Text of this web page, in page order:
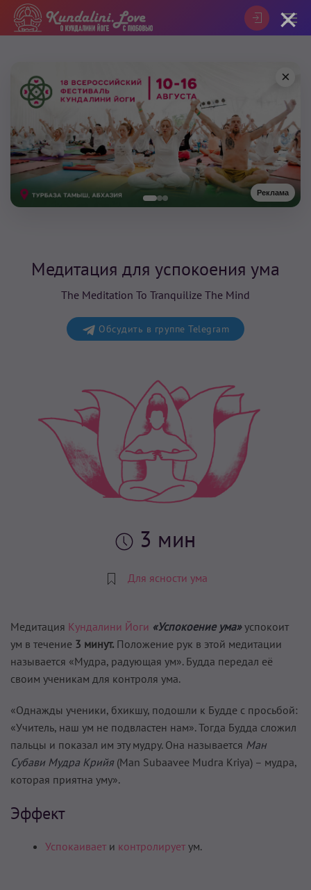
Реклама
×
Медитация для успокоения ума
The Meditation То Tranquilize The Mind
Обсудить в группе Telegram
3 мин
Для ясности ума
Медитация Кундалини Йоги «Успокоение ума»успокоит
ум в течение 3 ми­нут. Положение рук в этой медитации
называется «Мудра, ра­дующая ум». Будда передал её
своим учени­кам для контроля ума.
«Однажды ученики, бхикшу, подошли к Будде с просьбой:
«Учитель, наш ум не подвластен нам». Тогда Будда сложил
пальцы и показал им эту мудру. Она называется Ман
Субави Мудра Крийя(Man Subaavee Mudга Kriya) – мудра,
которая приятна уму».
Эффект
Успокаивает и контролирует ум.
×